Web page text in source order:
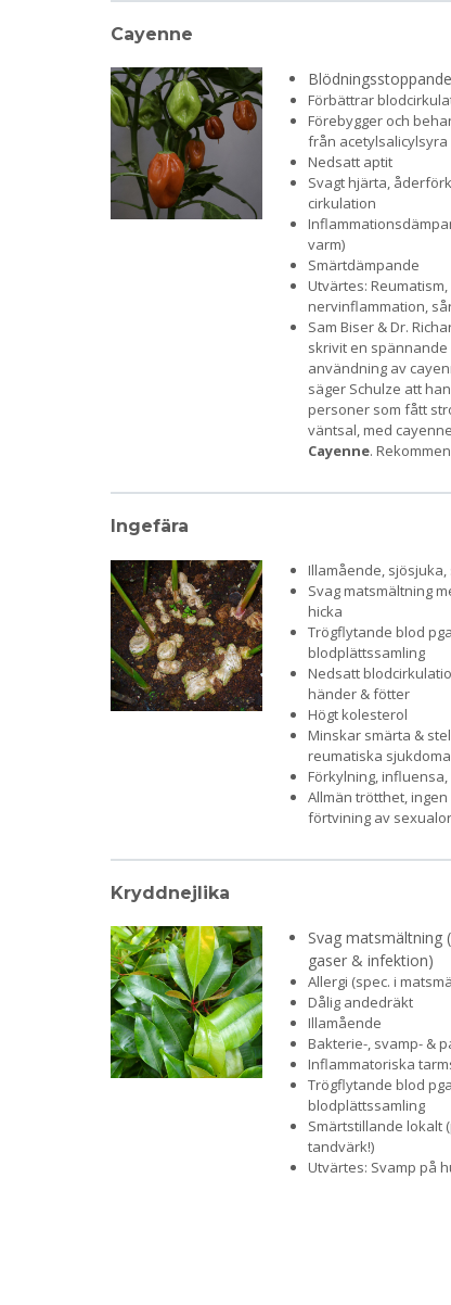
Cayenne
Blödningsstoppande
Förbättrar
Förebygger och
från acetylsalicylsyra
Nedsatt aptit
Svagt hjärta,
cirkulation
varm)
Smärtdämpande
Utvärtes:
nervinflammation,
Sam Biser & Dr.
skrivit en
användning av
säger Schulze att
personer som fått
väntsal, med
Cayenne.
Ingefära
Illamående,
Svag matsmältning
hicka
Trögflytande blod pga
blodplättssamling
Nedsatt
händer & fötter
Högt kolesterol
Minskar smärta &
reumatiska
Förkylning,
Allmän trötthet,
förtvining av
Kryddnejlika
Svag matsmältning
gaser & infektion)
Allergi (spec. i
Dålig andedräkt
Illamående
Bakterie-, svamp- &
Inflammatoriska
Trögflytande blod pga
blodplättssamling
Smärtstillande lokalt
tandvärk!)
Utvärtes: Svamp på